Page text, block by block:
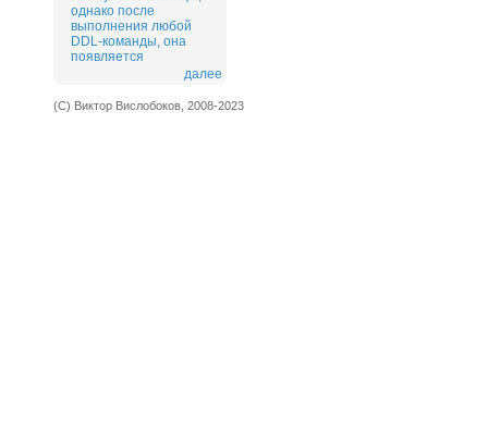
однако после
выполнения любой
DDL-команды, она
появляется
далее
(С) Виктор Вислобоков, 2008-2023